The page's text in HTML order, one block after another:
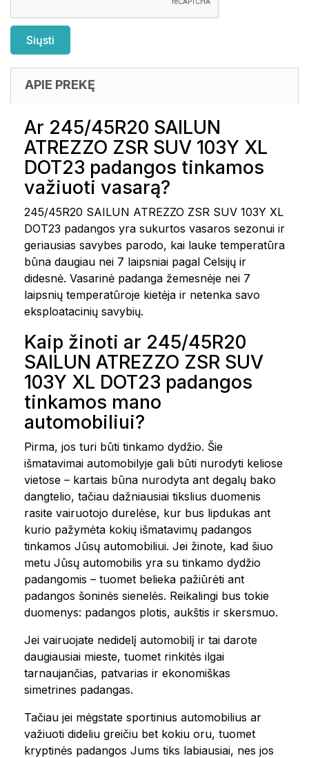
APIE PREKĘ
Ar 245/45R20 SAILUN
ATREZZO ZSR SUV 103Y XL
DOT23 padangos tinkamos
važiuoti vasarą?
245/45R20 SAILUN ATREZZO ZSR SUV 103Y XL
DOT23 padangos yra sukurtos vasaros sezonui ir
geriausias savybes parodo, kai lauke temperatūra
būna daugiau nei 7 laipsniai pagal Celsijų ir
didesnė. Vasarinė padanga žemesnėje nei 7
laipsnių temperatūroje kietėja ir netenka savo
eksploatacinių savybių.
Kaip žinoti ar 245/45R20
SAILUN ATREZZO ZSR SUV
103Y XL DOT23 padangos
tinkamos mano
automobiliui?
Pirma, jos turi būti tinkamo dydžio. Šie
išmatavimai automobilyje gali būti nurodyti keliose
vietose – kartais būna nurodyta ant degalų bako
dangtelio, tačiau dažniausiai tikslius duomenis
rasite vairuotojo durelėse, kur bus lipdukas ant
kurio pažymėta kokių išmatavimų padangos
tinkamos Jūsų automobiliui. Jei žinote, kad šiuo
metu Jūsų automobilis yra su tinkamo dydžio
padangomis – tuomet belieka pažiūrėti ant
padangos šoninės sienelės. Reikalingi bus tokie
duomenys: padangos plotis, aukštis ir skersmuo.
Jei vairuojate nedidelį automobilį ir tai darote
daugiausiai mieste, tuomet rinkitės ilgai
tarnaujančias, patvarias ir ekonomiškas
simetrines padangas.
Tačiau jei mėgstate sportinius automobilius ar
važiuoti dideliu greičiu bet kokiu oru, tuomet
kryptinės padangos Jums tiks labiausiai, nes jos